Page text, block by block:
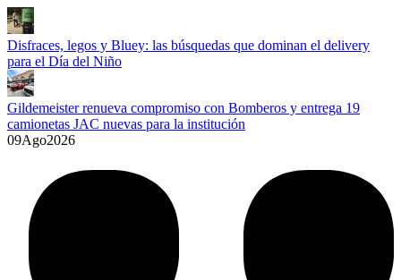
Disfraces, legos y Bluey: las búsquedas que dominan el delivery
para el Día del Niño
Gildemeister renueva compromiso con Bomberos y entrega 19
camionetas JAC nuevas para la institución
09Ago2026